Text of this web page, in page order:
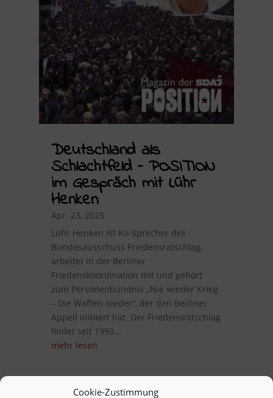
Cookie-Zustimmung
Deutschland als
Schlachtfeld – POSITION
im Gespräch mit Lühr
Henken
Apr. 23, 2025
Lühr Henken ist Ko-Sprecher des
Bundesausschuss Friedensratschlag,
arbeitet in der Berliner
Friedenskoordination mit und gehört
zum Personenbündnis „Nie wieder Krieg
– Die Waffen nieder“, der den Berliner
Appell initiiert hat. Der Friedensratschlag
findet seit 1993...
mehr lesen